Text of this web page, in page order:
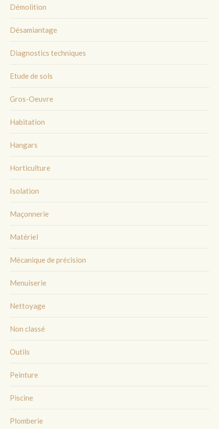
Démolition
Désamiantage
Diagnostics techniques
Etude de sols
Gros-Oeuvre
Habitation
Hangars
Horticulture
Isolation
Maçonnerie
Matériel
Mécanique de précision
Menuiserie
Nettoyage
Non classé
Outils
Peinture
Piscine
Plomberie